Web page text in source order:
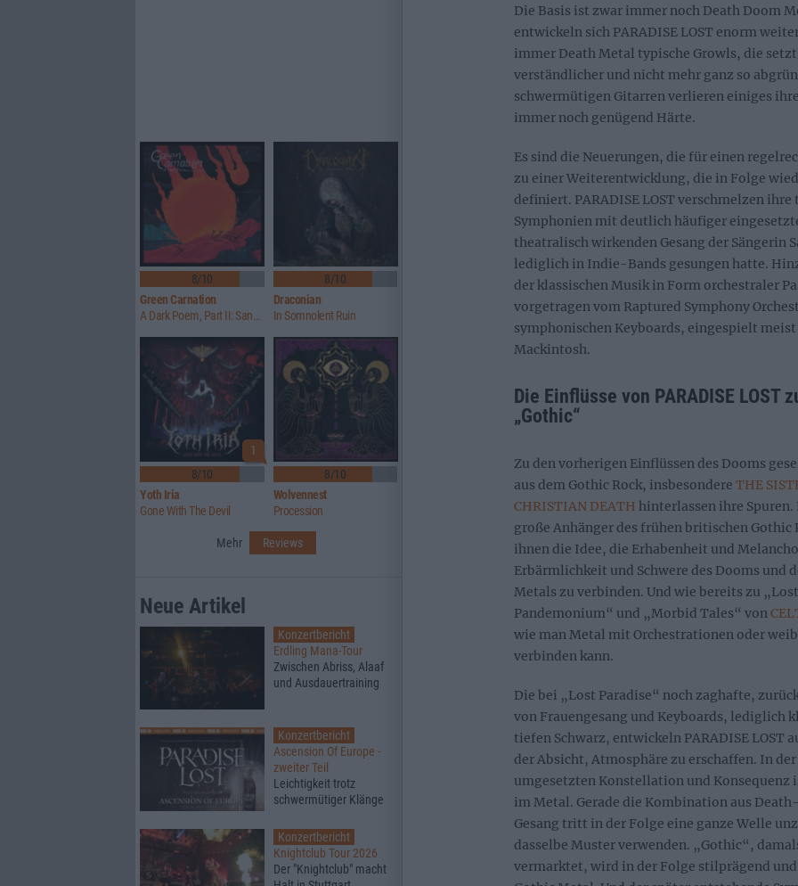
Die Basis ist zwar immer noch Death Doom
entwickeln sich PARADISE LOST enorm
immer Death Metal typische Growls, die
verständlicher und nicht mehr ganz so
schwermütigen Gitarren verlieren einiges
immer noch genügend Härte.
Es sind die Neuerungen, die für einen
zu einer Weiterentwicklung, die in Folge
definiert. PARADISE LOST verschmelzen
Symphonien mit deutlich häufiger
theatralisch wirkenden Gesang der Sängerin
lediglich in Indie-Bands gesungen hatte.
der klassischen Musik in Form orchestraler
vorgetragen vom Raptured Symphony
symphonischen Keyboards, eingespielt
Mackintosh.
Die Einflüsse von PARADISE LOST
„Gothic“
Zu den vorherigen Einflüssen des Dooms
aus dem Gothic Rock, insbesondere THE
CHRISTIAN DEATH hinterlassen ihre Spuren.
große Anhänger des frühen britischen Gothic
ihnen die Idee, die Erhabenheit und
Erbärmlichkeit und Schwere des Dooms und
Metals zu verbinden. Und wie bereits zu
Pandemonium“ und „Morbid Tales“ von
wie man Metal mit Orchestrationen oder
verbinden kann.
Die bei „Lost Paradise“ noch zaghafte,
von Frauengesang und Keyboards, lediglich
tiefen Schwarz, entwickeln PARADISE LOST
der Absicht, Atmosphäre zu erschaffen. In der
umgesetzten Konstellation und Konsequenz
im Metal. Gerade die Kombination aus
Gesang tritt in der Folge eine ganze Welle
dasselbe Muster verwenden. „Gothic“,
vermarktet, wird in der Folge stilprägend
8/10
Green Carnation
A Dark Poem, Part II: Sanguis
8/10
Draconian
In Somnolent Ruin
1
8/10
Yoth Iria
Gone With The Devil
8/10
Wolvennest
Procession
Mehr Reviews
Neue Artikel
Konzertbericht
Erdling Mana-Tour
Zwischen Abriss, Alaaf
und Ausdauertraining
Konzertbericht
Ascension Of Europe -
zweiter Teil
Leichtigkeit trotz
schwermütiger Klänge
Konzertbericht
Knightclub Tour 2026
Der "Knightclub" macht